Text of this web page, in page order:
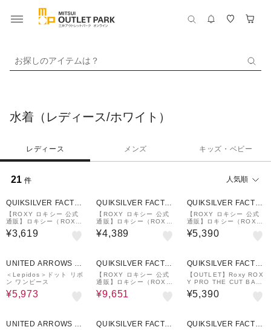
お探しのアイテムは？
水着（レディース/ホワイト）
レディース メンズ キッズ・ベビー
21 件 人気順
QUIKSILVER FACTO
RY OUTLET STORE
【ROXY ロキシー 公式
通販】ロキシー（ROX
Y）【OUTLET】Roxy L
UNCH CALM ボードシ
¥3,619
QUIKSILVER FACTO
RY OUTLET STORE
【ROXY ロキシー 公式
通販】ロキシー（ROX
Y）【OUTLET】Roxy S
EASIDE BLUE SHORT
¥4,389
QUIKSILVER FACTO
RY OUTLET STORE
【ROXY ロキシー 公式
通販】ロキシー（ROX
Y）【OUTLET】Roxy R
OXY PRO THE TILT S
¥5,390
UNITED ARROWS O
UTLET
＜Lepidos＞ドット リボ
ン ワンピース
¥5,973
QUIKSILVER FACTO
RY OUTLET STORE
【ROXY ロキシー 公式
通販】ロキシー（ROX
Y）【OUTLET】Roxy
MINDFUL SUNRISE
¥9,651
QUIKSILVER FACTO
RY OUTLET STORE
【OUTLET】Roxy ROX
Y PRO THE CUT BAC
K FIXEDTRI ウィメンズ
ビキニトップ
¥5,390
UNITED ARROWS O
QUIKSILVER FACTO
QUIKSILVER FACTO